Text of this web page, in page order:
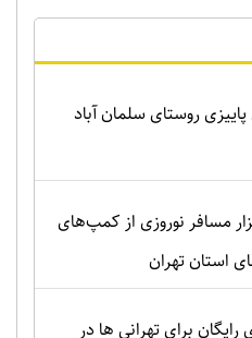
روستای سلمان آباد
۲۰ هزار مسافر نوروزی از کمپ‌های
استان تهران
برای تهرانی ها در